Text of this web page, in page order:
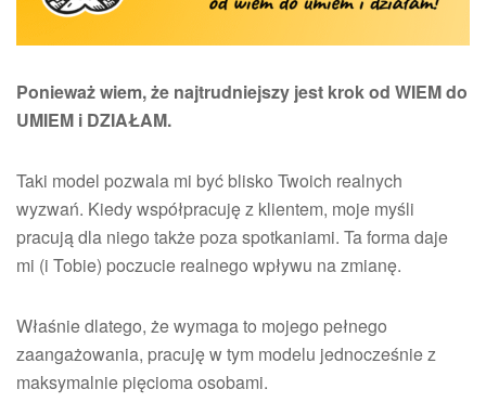
Ponieważ wiem, że najtrudniejszy jest krok od WIEM do
UMIEM i DZIAŁAM.
Taki model pozwala mi być blisko Twoich realnych
wyzwań. Kiedy współpracuję z klientem, moje myśli
pracują dla niego także poza spotkaniami. Ta forma daje
mi (i Tobie) poczucie realnego wpływu na zmianę.
Właśnie dlatego, że wymaga to mojego pełnego
zaangażowania, pracuję w tym modelu jednocześnie z
maksymalnie pięcioma osobami.